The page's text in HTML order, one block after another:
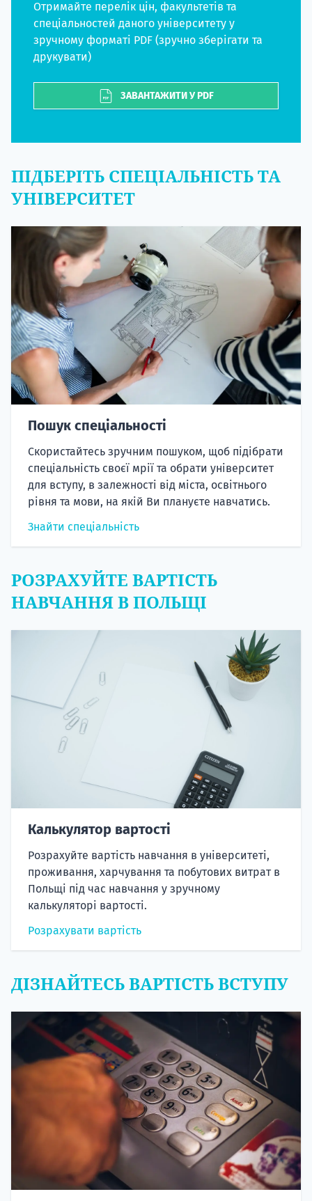
Отримайте перелік цін, факультетів та
спеціальностей даного університету у
зручному форматі PDF (зручно зберігати та
друкувати)
ЗАВАНТАЖИТИ У PDF
ПІДБЕРІТЬ СПЕЦІАЛЬНІСТЬ ТА
УНІВЕРСИТЕТ
Пошук спеціальності
Скористайтесь зручним пошуком, щоб підібрати
спеціальність своєї мрії та обрати університет
для вступу, в залежності від міста, освітнього
рівня та мови, на якій Ви плануєте навчатись.
Знайти спеціальність
РОЗРАХУЙТЕ ВАРТІСТЬ
НАВЧАННЯ В ПОЛЬЩІ
Калькулятор вартості
Розрахуйте вартість навчання в університеті,
проживання, харчування та побутових витрат в
Польщі під час навчання у зручному
калькуляторі вартості.
Розрахувати вартість
ДІЗНАЙТЕСЬ ВАРТІСТЬ ВСТУПУ